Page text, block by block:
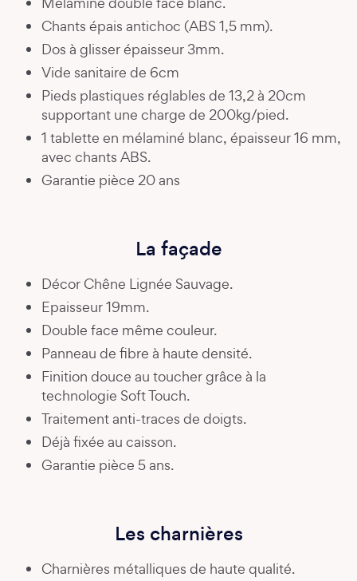
Chants épais antichoc (ABS 1,5 mm).
Dos à glisser épaisseur 3mm.
Vide sanitaire de 6cm
Pieds plastiques réglables de 13,2 à 20cm
supportant une charge de 200kg/pied.
1 tablette en mélaminé blanc, épaisseur 16 mm,
avec chants ABS.
Garantie pièce 20 ans
La façade
Décor Chêne Lignée Sauvage.
Epaisseur 19mm.
Double face même couleur.
Panneau de fibre à haute densité.
Finition douce au toucher grâce à la
technologie Soft Touch.
Traitement anti-traces de doigts.
Déjà fixée au caisson.
Garantie pièce 5 ans.
Les charnières
Charnières métalliques de haute qualité.